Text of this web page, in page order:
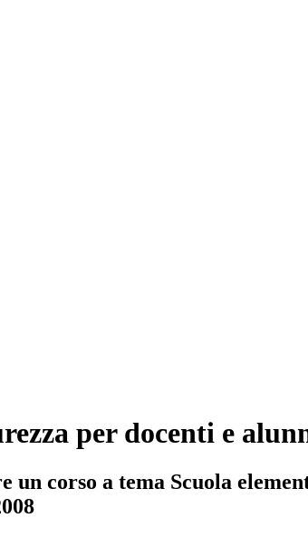
per docenti e
corso a tema Scuola